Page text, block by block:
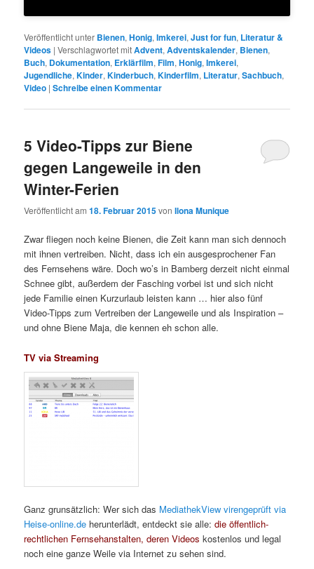
Veröffentlicht unter Bienen,Honig,Imkerei,Just for fun, Literatur &
Videos |Verschlagwortet mitAdvent,Adventskalender, Bienen,
Buch, Dokumentation, Erklärfilm,Film,Honig,Imkerei,
Jugendliche,Kinder,Kinderbuch,Kinderfilm, Literatur,Sachbuch,
Video |Schreibe einen Kommentar
5 Video-Tipps zur Biene
gegen Langeweile in den
Winter-Ferien
Veröffentlicht am18. Februar 2015vonIlona Munique
Zwar fliegen noch keine Bienen, die Zeit kann man sich dennoch
mit ihnen vertreiben. Nicht, dass ich ein ausgesprochener Fan
des Fernsehens wäre. Doch wo’s in Bamberg derzeit nicht einmal
Schnee gibt, außerdem der Fasching vorbei ist und sich nicht
jede Familie einen Kurzurlaub leisten kann … hier also fünf
Video-Tipps zum Vertreiben der Langeweile und als Inspiration –
und ohne Biene Maja, die kennen eh schon alle.
TV via Streaming
Ganz grunsätzlich: Wer sich das MediathekView virengeprüft via
Heise-online.de herunterlädt, entdeckt sie alle:die öffentlich-
rechtlichen Fernsehanstalten, deren Videos kostenlos und legal
noch eine ganze Weile via Internet zu sehen sind.